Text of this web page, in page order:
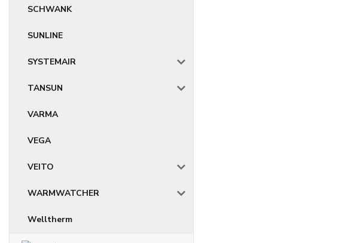
SCHWANK
SUNLINE
SYSTEMAIR
TANSUN
VARMA
VEGA
VEITO
WARMWATCHER
Welltherm